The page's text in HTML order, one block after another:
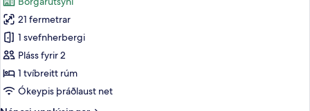
myndir
fyrir
Complimentary
Breakfast
for
2_Standard
Double
21 fermetrar
1 svefnherbergi
Pláss fyrir 2
1 tvíbreitt rúm
Ókeypis þráðlaust net